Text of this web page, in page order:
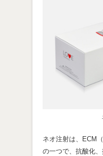
ネオ注射は、ECM
の一つで、抗酸化